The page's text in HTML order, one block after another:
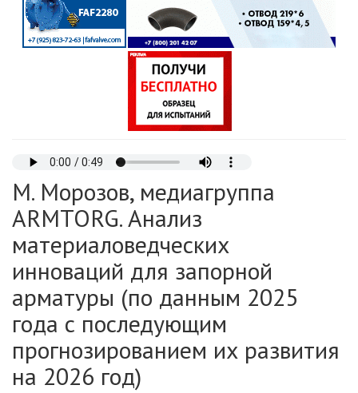
М. Морозов, медиагруппа
ARMTORG. Анализ
материаловедческих
инноваций для запорной
арматуры (по данным 2025
года с последующим
прогнозированием их развития
на 2026 год)